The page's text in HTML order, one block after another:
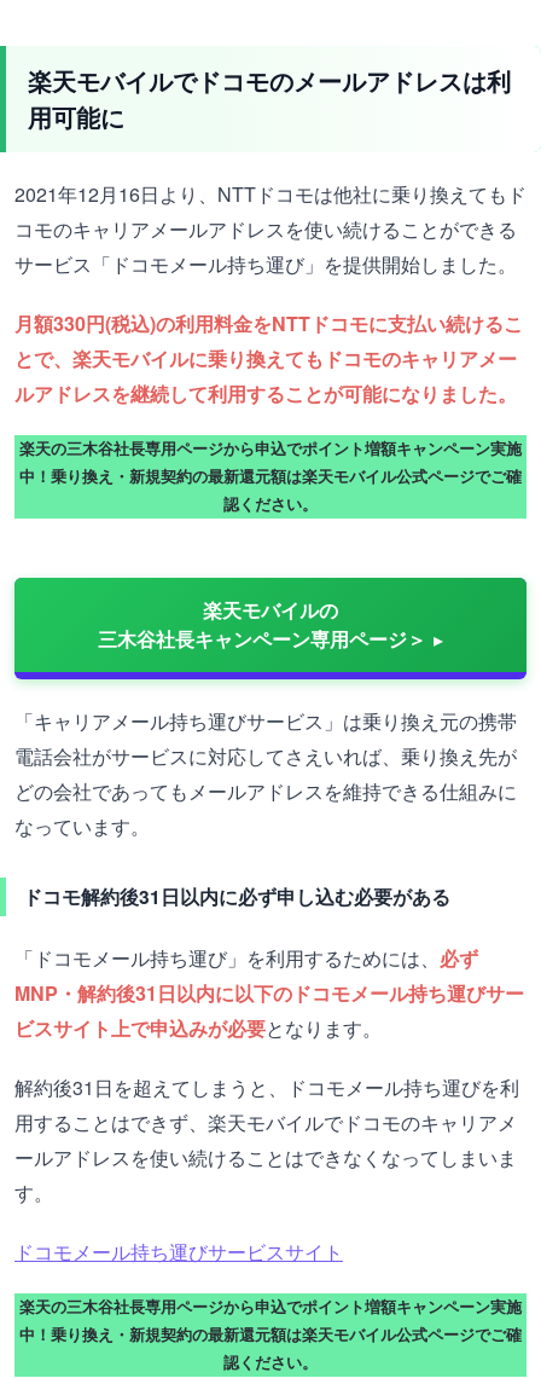
楽天モバイルでドコモのメールアドレスは利
用可能に
2021年12月16日より、NTTドコモは他社に乗り換えてもド
コモのキャリアメールアドレスを使い続けることができる
サービス「ドコモメール持ち運び」を提供開始しました。
月額330円(税込)の利用料金をNTTドコモに支払い続けるこ
とで、楽天モバイルに乗り換えてもドコモのキャリアメー
ルアドレスを継続して利用することが可能になりました。
楽天の三木谷社長専用ページから申込でポイント増額キャンペーン実施
中！乗り換え・新規契約の最新還元額は楽天モバイル公式ページでご確
認ください。
楽天モバイルの
三木谷社長キャンペーン専用ページ＞
「キャリアメール持ち運びサービス」は乗り換え元の携帯
電話会社がサービスに対応してさえいれば、乗り換え先が
どの会社であってもメールアドレスを維持できる仕組みに
なっています。
ドコモ解約後31日以内に必ず申し込む必要がある
「ドコモメール持ち運び」を利用するためには、 必ず
MNP・解約後31日以内に以下のドコモメール持ち運びサー
ビスサイト上で申込みが必要となります。
解約後31日を超えてしまうと、ドコモメール持ち運びを利
用することはできず、楽天モバイルでドコモのキャリアメ
ールアドレスを使い続けることはできなくなってしまいま
す。
ドコモメール持ち運びサービスサイト
楽天の三木谷社長専用ページから申込でポイント増額キャンペーン実施
中！乗り換え・新規契約の最新還元額は楽天モバイル公式ページでご確
認ください。